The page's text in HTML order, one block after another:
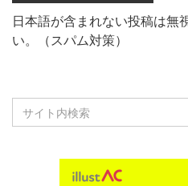
日本語が含まれない投稿は無
い。（スパム対策）